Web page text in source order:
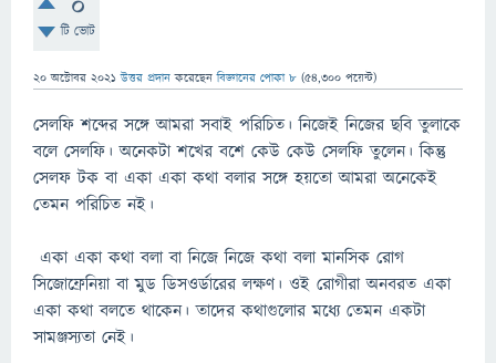
টি ভোট
20 অক্টোবর 2021 উত্তর প্রদান করেছেনবিজ্ঞানের পোকা ৮ (54,300 পয়েন্ট)
সেলফি শব্দের সঙ্গে আমরা সবাই পরিচিত। নিজেই নিজের ছবি তুলাকে
বলে সেলফি। অনেকটা শখের বশে কেউ কেউ সেলফি তুলেন। কিন্তু
সেলফ টক বা একা একা কথা বলার সঙ্গে হয়তো আমরা অনেকেই
তেমন পরিচিত নই।
একা একা কথা বলা বা নিজে নিজে কথা বলা মানসিক রোগ
সিজোফ্রেনিয়া বা মুড ডিসওর্ডারের লক্ষণ। ওই রোগীরা অনবরত একা
একা কথা বলতে থাকেন। তাদের কথাগুলোর মধ্যে তেমন একটা
সামঞ্জস্যতা নেই।